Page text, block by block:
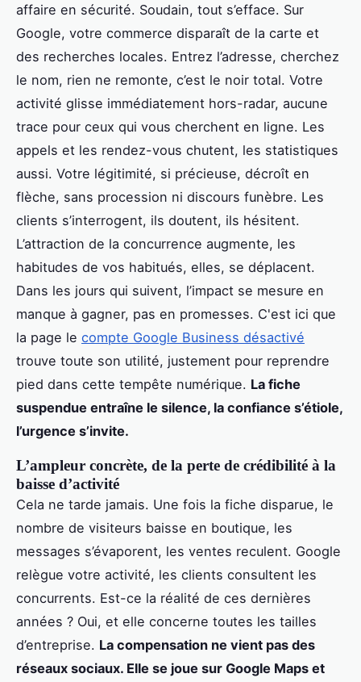
affaire en sécurité. Soudain, tout s’efface. Sur
Google, votre commerce disparaît de la carte et
des recherches locales. Entrez l’adresse, cherchez
le nom, rien ne remonte, c’est le noir total. Votre
activité glisse immédiatement hors-radar, aucune
trace pour ceux qui vous cherchent en ligne. Les
appels et les rendez-vous chutent, les statistiques
aussi. Votre légitimité, si précieuse, décroît en
flèche, sans procession ni discours funèbre. Les
clients s’interrogent, ils doutent, ils hésitent.
L’attraction de la concurrence augmente, les
habitudes de vos habitués, elles, se déplacent.
Dans les jours qui suivent, l’impact se mesure en
manque à gagner, pas en promesses. C'est ici que
la page le compte Google Business désactivé
trouve toute son utilité, justement pour reprendre
pied dans cette tempête numérique. La fiche
suspendue entraîne le silence, la confiance s’étiole,
l’urgence s’invite.
L’ampleur concrète, de la perte de crédibilité à la
baisse d’activité
Cela ne tarde jamais. Une fois la fiche disparue, le
nombre de visiteurs baisse en boutique, les
messages s’évaporent, les ventes reculent. Google
relègue votre activité, les clients consultent les
concurrents. Est-ce la réalité de ces dernières
années ? Oui, et elle concerne toutes les tailles
d’entreprise. La compensation ne vient pas des
réseaux sociaux. Elle se joue sur Google Maps et